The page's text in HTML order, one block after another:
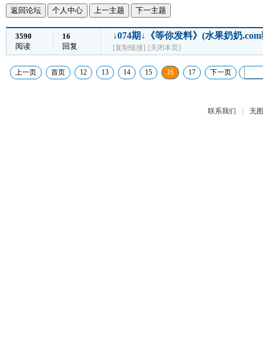
返回论坛 个人中心 上一主题 下一主题
3590
阅读
16
回复
↓074期↓《等你发料》(水果奶奶
[复制链接] [关闭本页]
上一页 首页 12 13 14 15 16 17 下一页
联系我们 | 无